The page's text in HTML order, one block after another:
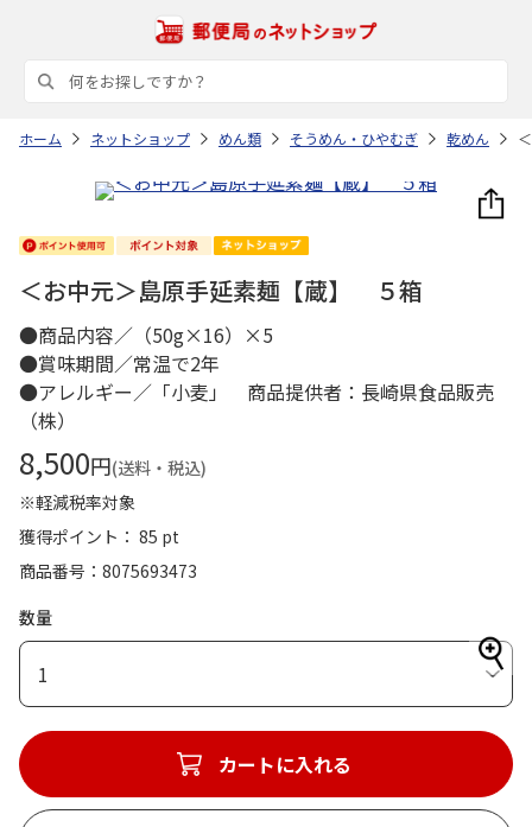
ホーム ネットショップ めん類 そうめん・ひやむぎ 乾めん
＜お中元＞島原手延素麺【蔵】 ５箱
●商品内容／（50g×16）×5
●賞味期間／常温で2年
●アレルギー／「小麦」 商品提供者：長崎県食品販売
（株）
8,500円(送料・税込)
※軽減税率対象
獲得ポイント： 85 pt
商品番号
8075693473
数量
1
カートに入れる